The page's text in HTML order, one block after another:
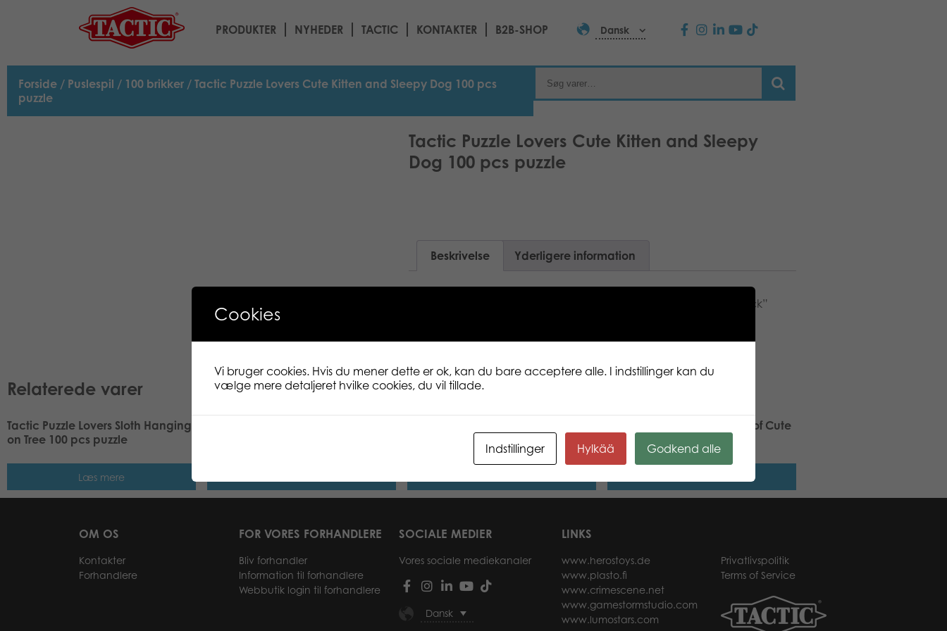
PRODUKTER NYHEDER TACTIC KONTAKTER B2B-SHOP Dansk
Forside / Puslespil / 100 brikker / Tactic Puzzle Lovers Cute Kitten and Sleepy Dog 100 pcs
puzzle
Tactic Puzzle Lovers Cute Kitten and Sleepy
Dog 100 pcs puzzle
Beskrivelse Yderligere information
100 pcs puzzle range with adorable motifs. Suitable as a “snack”
Relaterede varer
Tactic Puzzle Lovers Sloth Hanging
on Tree 100 pcs puzzle
Læs mere
Tactic Puzzle Lovers Group of Cute
OM OS
Kontakter
Forhandlere
FOR VORES FORHANDLERE
Bliv forhandler
Information til forhandlere
Webbutik login til forhandlere
SOCIALE MEDIER
Vores sociale mediekanaler
Dansk
LINKS
www.herostoys.de
www.plasto.fi
www.crimescene.net
www.gamestormstudio.com
www.lumostars.com
Privatlivspolitik
Terms of Service
Cookies
Vi bruger cookies. Hvis du mener dette er ok, kan du bare acceptere alle. I indstillinger kan du
vælge mere detaljeret hvilke cookies, du vil tillade.
Indstillinger Hylkää Godkend alle